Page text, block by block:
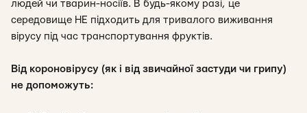
людей чи тварин-носіїв. В будь-якому разі, це
середовище НЕ підходить для тривалого виживання
вірусу під час транспортування фруктів.
Від короновірусу (як і від звичайної застуди чи грипу)
не допоможуть: